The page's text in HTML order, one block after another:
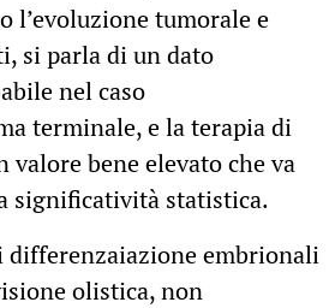
l’evoluzione tumorale e
si parla di un dato
nel caso
terminale, e la terapia di
valore bene elevato che va
significatività statistica.
differenzaiazione embrionali
olistica, non